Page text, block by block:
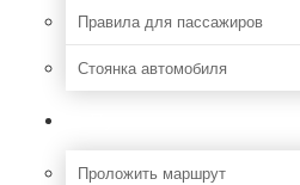
Правила для пассажиров
Стоянка автомобиля
Проложить маршрут